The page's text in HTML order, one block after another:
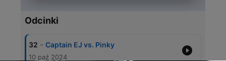
Odcinki
32 - Captain EJ vs. Pinky
10 paź 2024